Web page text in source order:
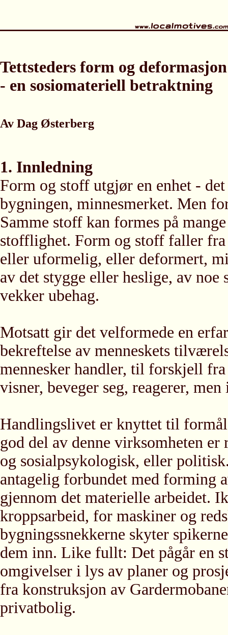
Tettsteders form og deformasjon
- en sosiomateriell betraktning
Av Dag Østerberg
1. Innledning
Form og stoff utgjør en enhet -
bygningen, minnesmerket. Men
Samme stoff kan formes på
stofflighet. Form og stoff faller
eller uformelig, eller deformert,
av det stygge eller heslige, av
vekker ubehag.
Motsatt gir det velformede en
bekreftelse av menneskets
mennesker handler, til forskjell
visner, beveger seg, reagerer,
Handlingslivet er knyttet til
god del av denne virksomheten er
og sosialpsykologisk, eller
antagelig forbundet med forming
gjennom det materielle arbeidet.
kroppsarbeid, for maskiner og
bygningssnekkerne skyter
dem inn. Like fullt: Det pågår en
omgivelser i lys av planer og
fra konstruksjon av
privatbolig.